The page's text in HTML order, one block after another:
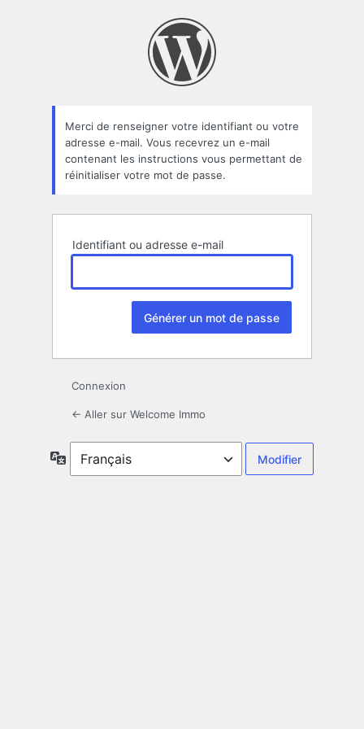
oublié
Merci de renseigner votre identifiant ou votre
adresse e-mail. Vous recevrez un e-mail
contenant les instructions vous permettant de
réinitialiser votre mot de passe.
Identifiant ou adresse e-mail
Connexion
← Aller sur Welcome Immo
Langue